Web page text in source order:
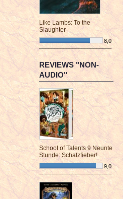
Like Lambs: To the
Slaughter
8,0
¯¯¯¯¯¯¯¯¯¯¯¯¯¯¯¯¯¯¯¯¯¯¯¯
REVIEWS "NON-
AUDIO"
School of Talents 9 Neunte
Stunde: Schatzfieber!
9,0
¯¯¯¯¯¯¯¯¯¯¯¯¯¯¯¯¯¯¯¯¯¯¯¯